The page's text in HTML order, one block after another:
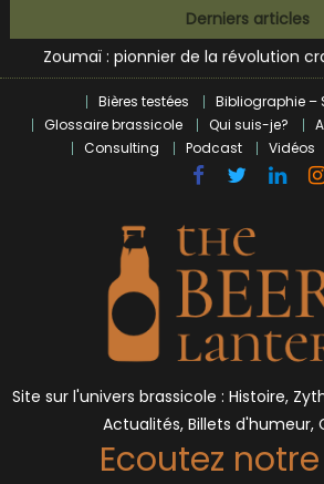
to
content
Derniers articles
L’écosysteme brassicole en
Zoumaï : pionnier de la révolution
L’intelligence artificielle dans le
BrewDog racheté par Tilray pour
Bières et célébrités
Bières testées
Bibliographie –
Glossaire brassicole
Qui suis-je?
Consulting
Podcast Vidéos
Site sur l'univers brassicole : Histoire,
Actualités, Billets d'humeur,
Ecoutez